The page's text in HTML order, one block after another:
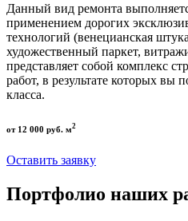
Данный вид ремонта
применением дорогих
технологий (венецианская
художественный паркет,
представляет собой комплекс
работ, в результате которых вы
класса.
от 12 000 руб. м2
Оставить заявку
Портфолио наших